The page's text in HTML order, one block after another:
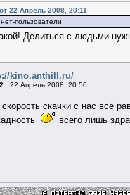
22 Апрель 2008, 20:11
пользователи
Делиться с людьми
kino.anthill.ru/
: 22 Апрель 2008, 20:50
скорость скачки с нас всё
всего лишь